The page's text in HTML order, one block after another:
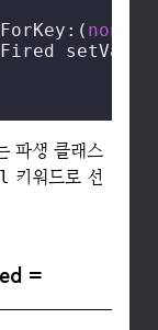
파생 클래스
키워드로 선
=